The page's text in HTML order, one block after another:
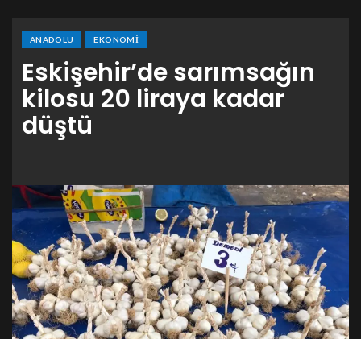
ANADOLU EKONOMI
Eskişehir’de sarımsağın
kilosu 20 liraya kadar
düştü